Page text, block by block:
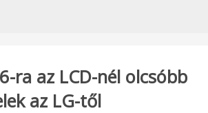
ra az LCD-nél olcsóbb
az LG-től